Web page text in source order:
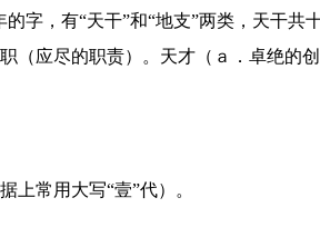
年的字，有“天干”和“地支”两类，天干
职（应尽的职责）。天才（ａ．卓绝
上常用大写“壹”代）。